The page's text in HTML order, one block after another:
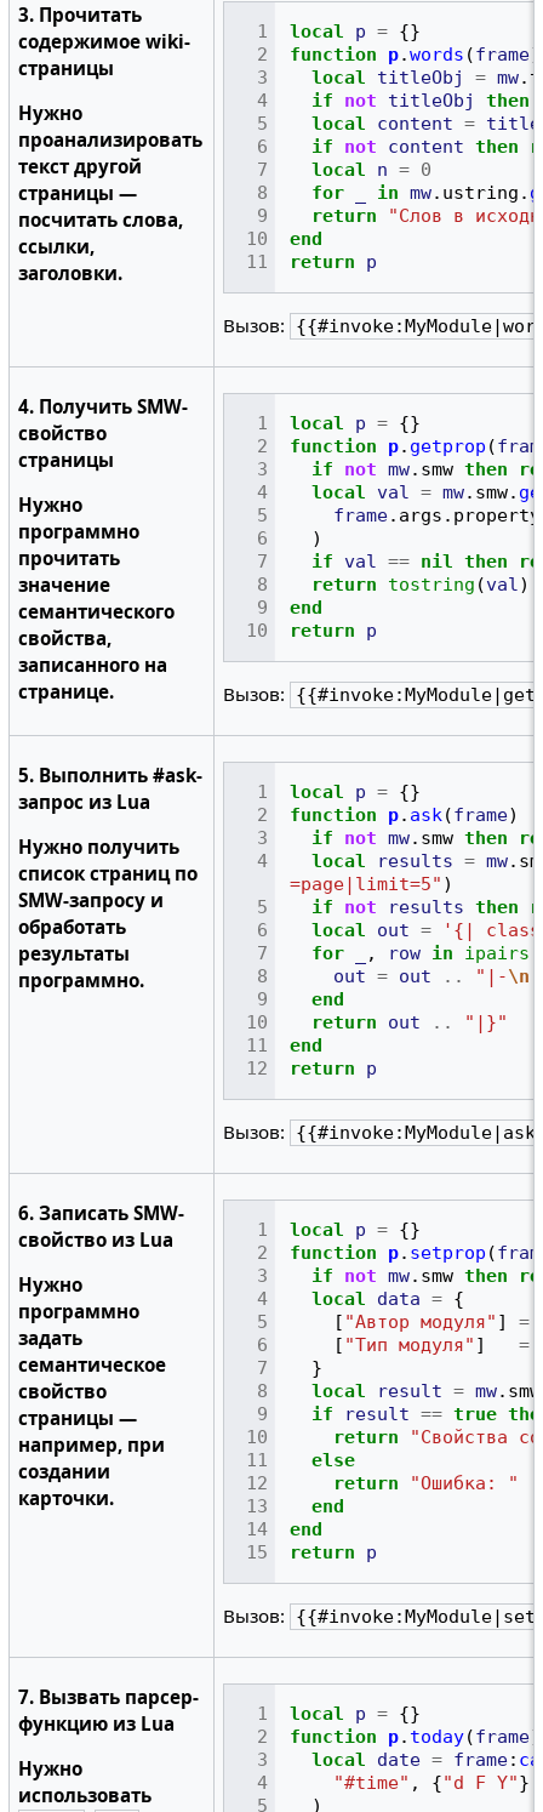
3. Прочитать
содержимое wiki-
страницы
Нужно
проанализировать
текст другой
страницы —
посчитать слова,
ссылки,
заголовки.
local p = {}
function
p.words (frame)
local
titleObj = mw.
if
not titleObj then
local
content =
if
not content then
local
n = 0
for
in mw. ustring .
return
"Слов в
end
return
p
Вызов:
4. Получить SMW-
свойство
страницы
Нужно
программно
прочитать
значение
семантического
свойства,
записанного на
странице.
local p = {}
function
p. getprop (
if
not mw. smw then
local
val = mw. smw.
frame. args . property
)
if
val == nil then
return
tostring (val)
end
return
p
Вызов:
5. Выполнить #ask-
запрос из Lua
Нужно получить
список страниц по
SMW-запросу и
обработать
результаты
программно.
local p = {}
function
p. ask(frame)
if
not mw. smw then
local
results = mw.
=page|limit=5" )
if
not results then
local
out =
'{|
for
, row in ipairs
out = out .. "|-\n
end
return
out ..
"|}"
end
return
p
Вызов:
6. Записать SMW-
свойство из Lua
Нужно
программно
задать
семантическое
свойство
страницы —
например, при
создании
карточки.
local p = {}
function
p. setprop (
if
not mw. smw then
local
data = {
[ "Автор модуля" ] =
[ "Тип модуля" ] =
}
local
result = mw. smw
if
result == true
return
"Свойства
else
return
"Ошибка: "
end
end
return
p
Вызов:
7. Вызвать парсер-
функцию из Lua
Нужно
использовать
local p = {}
function
p. today(frame)
local
date = frame:
"#time" , {"d F Y"}
)